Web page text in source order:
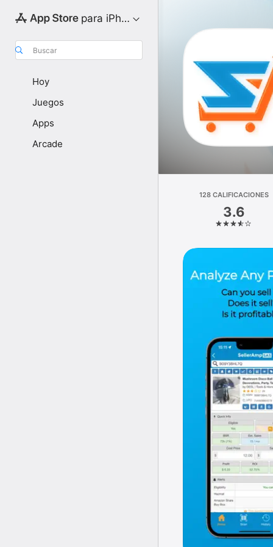
para iPhone
Buscar
Hoy
Juegos
Apps
Arcade
128 CALIFICACIONES
3.6